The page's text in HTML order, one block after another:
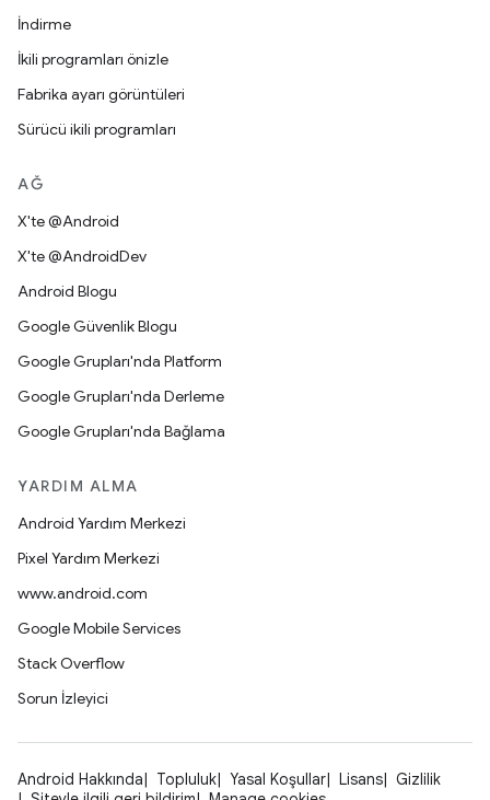
İndirme
İkili programları önizle
Fabrika ayarı görüntüleri
Sürücü ikili programları
AĞ
X'te @Android
X'te @AndroidDev
Android Blogu
Google Güvenlik Blogu
Google Grupları'nda Platform
Google Grupları'nda Derleme
Google Grupları'nda Bağlama
YARDIM ALMA
Android Yardım Merkezi
Pixel Yardım Merkezi
www.android.com
Google Mobile Services
Stack Overflow
Sorun İzleyici
Android Hakkında Topluluk Yasal Koşullar Lisans
Gizlilik